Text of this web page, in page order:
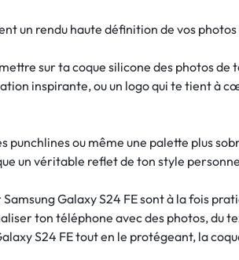
un rendu haute définition de vos
sur ta coque silicone des photos de
inspirante, ou un logo qui te tient à
punchlines ou même une palette plus
un véritable reflet de ton style
Galaxy S24 FE sont à la fois
ton téléphone avec des photos, du
S24 FE tout en le protégeant, la